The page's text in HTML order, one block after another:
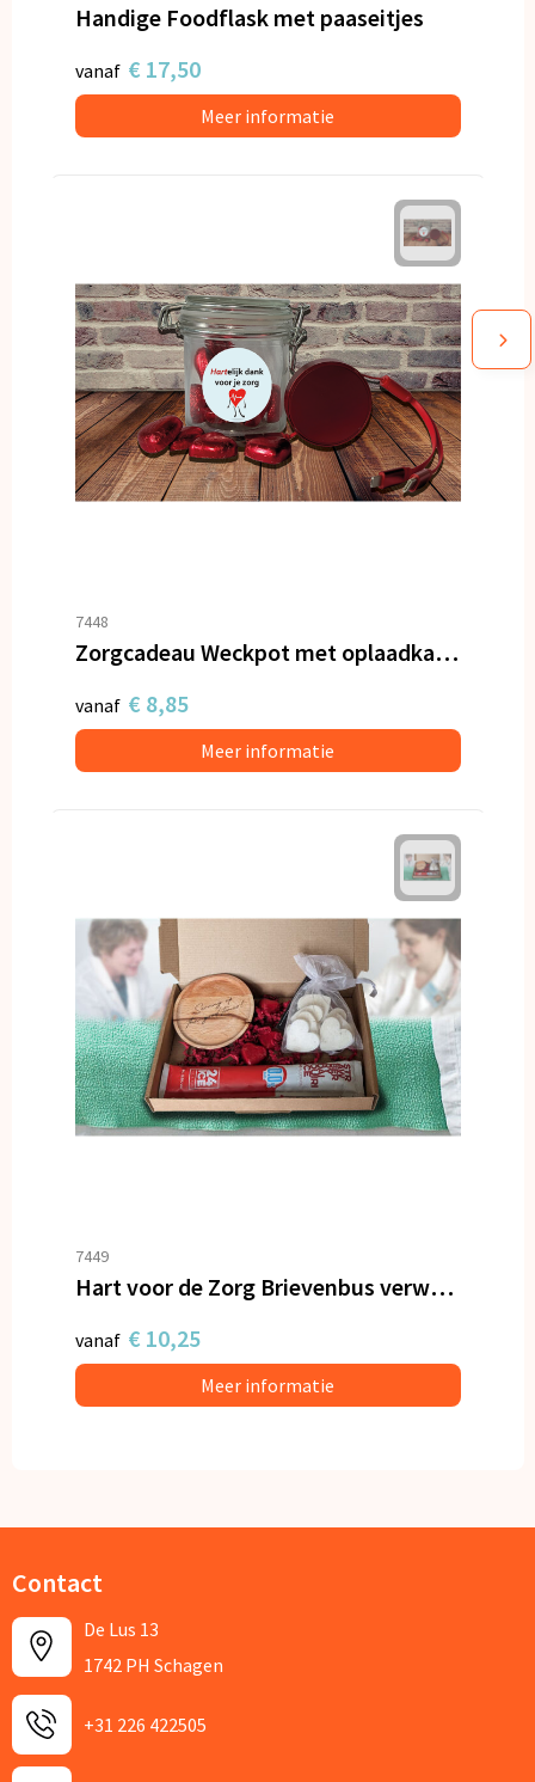
Handige Foodflask met paaseitjes
vanaf € 17,50
Meer informatie
7448
Zorgcadeau Weckpot met oplaadkabel en hartjes
vanaf € 8,85
Meer informatie
7449
Hart voor de Zorg Brievenbus verwenpakket
vanaf € 10,25
Meer informatie
Contact
De Lus 13
1742 PH Schagen
+31 226 422505